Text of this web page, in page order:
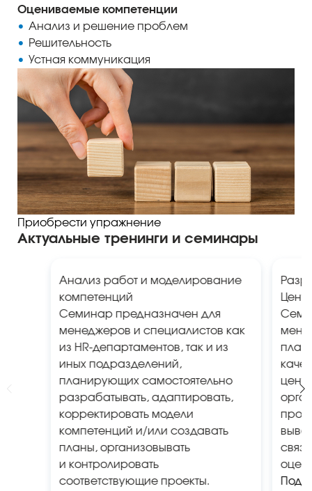
Оцениваемые компетенции
Анализ и решение проблем
Решительность
Устная коммуникация
Приобрести упражнение
Актуальные тренинги и семинары
Анализ работ и моделирование
компетенций
Семинар предназначен для
менеджеров и специалистов как
из HR-департаментов, так и из
иных подразделений,
планирующих самостоятельно
разрабатывать, адаптировать,
корректировать модели
компетенций и/или создавать
планы, организовывать
и контролировать
соответствующие проекты.